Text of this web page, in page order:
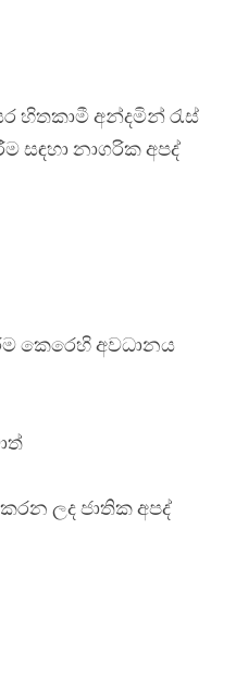
හිතකාමී අන්දමින් රැස්
සඳහා නාගරික අපද්
කෙරෙහි අවධානය
ලද ජාතික අපද්